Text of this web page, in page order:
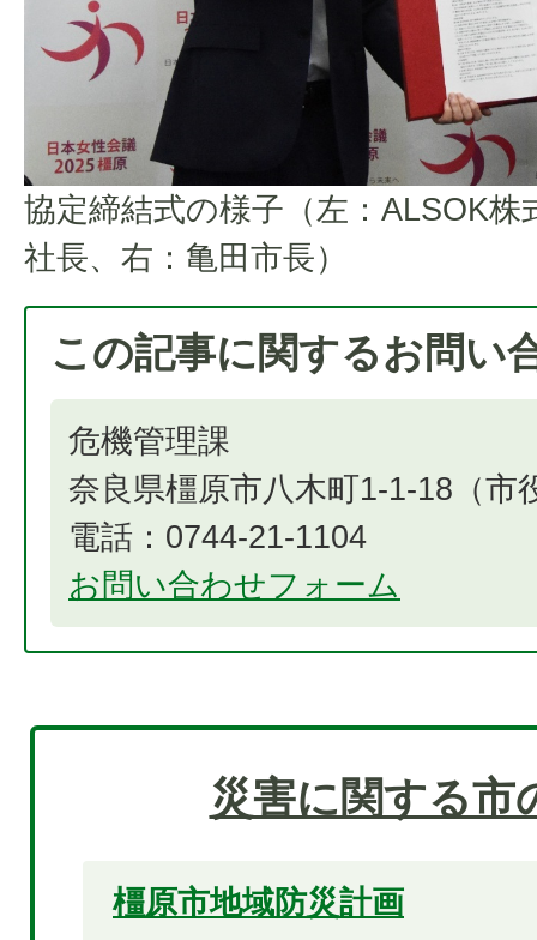
協定締結式の様子（左：ALSOK株
社長、右：亀田市長）
この記事に関するお問い
危機管理課
奈良県橿原市八木町1-1-18（市
電話：0744-21-1104
お問い合わせフォーム
災害に関する市
橿原市地域防災計画